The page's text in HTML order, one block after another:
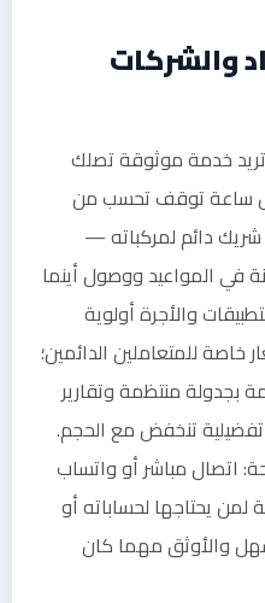
والشركات
خدمة موثوقة تصلك
كل ساعة توقف تحسب من
دائم لمركباته —
في المواعيد ووصول أينما
والأجرة أولوية
للمتعاملين الدائمين؛
بجدولة منتظمة وتقارير
تنخفض مع الحجم.
اتصال مباشر أو واتساب
لمن يحتاجها لحساباته أو
والأوثق مهما كان